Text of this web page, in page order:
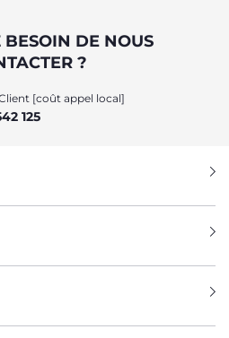
BESOIN DE NOUS
?
[coût appel local]
125